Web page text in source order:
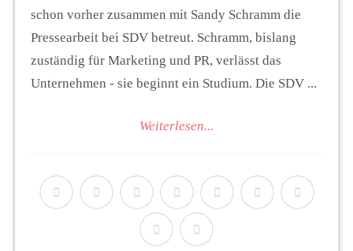
schon vorher zusammen mit Sandy Schramm die
Pressearbeit bei SDV betreut. Schramm, bislang
zuständig für Marketing und PR, verlässt das
Unternehmen - sie beginnt ein Studium. Die SDV ...
Weiterlesen...